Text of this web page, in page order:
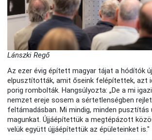
Lánszki Regő
Az ezer évig épített magyar tájat a hódítók
elpusztították, amit őseink felépítettek, azt
porig rombolták. Hangsúlyozta: „De a mi
nemzet ereje sosem a sértetlenségben
feltámadásban. Mi mindig, minden
magunkat. Újjáépítettük a megtépázott
velük együtt újjáépítettük az épületeinket is."